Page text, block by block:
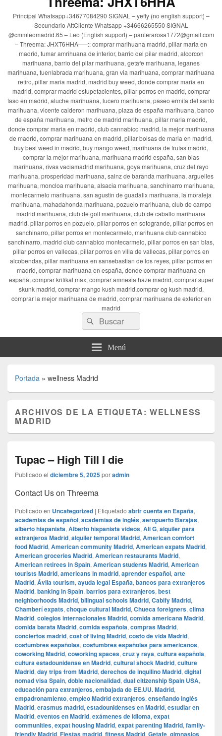
Principal Whatsapp+34677084290 SIGNAL – yeffy (no english support) –
Secundario AttCliente Whatsapp +34666265550 SIGNAL
@cmmleomadrid.65 – Leo (English support) – panterarosa1772@gmail.com
– Threema: JHXT6HHA—–:: comprar marihuana madrid, pillar maria en
madrid, fumar amrihuana de interior, barrio del pilar madrid, alcorcon
marihuana, barrio del pilar marihuana, getafe marihuana, leganes
marihuana, fuenlabrada marihuana, gran via marihuana, comprar marihuana
retiro, pillar maria madrid, madrid buy weed, donde comprar maria en
madrid, comprar madrid estupefacientes, pillar porros en madrid, comprar
faso en madrid, aluche marihuana, lucero marihuana, paseo ermita del santo
marihuana, vicente calderon marihuana, plaza de españa marihuana, banco
de españa marihuana, metro de madrid marihuana, pillar maria madrid,
donde comprar maria en madrid, club cannabico madrid, la mejor marihuana
de madrid, comprar marihuana en madrid, pillar bolsas de maria en madrid,
buy best weed in madrid, buy mango weed, marihuana de frutas madrid,
comprar la mejor marihuana, marihuana madrid españa, san blas
marihuana, rivas vaciamadrid marihuana, goya marihuana, cruz del rayo
marihuana, prosperidad marihuana, sainz de baranda marihuana, arguelles
marihuana, moncloa marihuana, alsacia marihuana, sanchinarro marihuana,
montecarmelo marihuana, san agustin de guadalix marihuana, la moraleja
marihuana, mahadahonda marihuana, pozuelo marihuana, club de campo
madrid marihuana, club de golf marihuana, club de caballo marihuana
madrid, pillar porros en pozuelo, pillar porros en sotogrande, pillar porros en
sanchinarro, pillar porros en montecarmelo, marihuana club cannabico
sanchinarro, madrid club cannabico montecarmelo, pillar porros en san blas,
pillar porros en vallecas, pillar porros en villa de vallecas, pillar porros en
alcobendas, pillar marihuana en sansebastian de los reyes, pillar porros en
madrid, comprar marihuana en españa, donde comprar marihuana en
españa, comprar kritikal max, comprar amnesia haze madrid, comprar super
skunk madrid, comprar mango kush madrid,comprar og kush madrid,
comprar la mejor marihuana de madrid, comprar marihuana de exterior en
madrid
Buscar
por:
Buscar
Menú
Portada » wellness Madrid
ARCHIVOS DE LA ETIQUETA:WELLNESS
MADRID
Tupac – High Till I die
Publicado el diciembre 5, 2025poradmin
Contact Us on Threema
Publicado en Uncategorized | Etiquetado abrir cuenta en España,
academias de español, academias de inglés, aeropuerto Barajas,
alberto hispanista, Alberto hispanista videos, Ali G, alquiler para
extranjeros Madrid, alquiler temporal Madrid, American comfort
food Madrid, American community Madrid, American expats Madrid,
American groceries Madrid, American restaurants Madrid,
American retirees in Spain, American students Madrid, American
tourists Madrid, americans in madrid, aprender español, arte
Madrid, Ávila tourism, ayuda legal España, bancos para extranjeros
Madrid, banking in Spain, barrios para extranjeros, best
neighborhoods Madrid, bilingual schools Madrid, Cabify Madrid,
Chamberí expats, choque cultural Madrid, Chueca foreigners, clima
Madrid, colegios internacionales Madrid, comida americana Madrid,
comida barata Madrid, comida española, compras Madrid,
conciertos madrid, cost of living Madrid, costo de vida Madrid,
costumbres españolas, costumbres españolas para americanos,
coworking Madrid, coworking spaces, cruz y raya, cultura española,
cultura estadounidense en Madrid, cultural shock Madrid, culture
Madrid, day trips from Madrid, derechos de inquilino Madrid, digital
nomad visa Spain, doble nacionalidad, dual citizenship Spain USA,
educación para extranjeros, embajada de EE.UU. Madrid,
empadronamiento, empleo Madrid extranjeros, enseñando inglés
Madrid, erasmus madrid, estadounidenses en Madrid, estudiar en
Madrid, eventos en Madrid, exámenes de idioma, expat
communities, expat housing Madrid, expat parenting Madrid, family-
friendly Madrid, Fiestas madrid, fitness Madrid, Getafe, gimnasios